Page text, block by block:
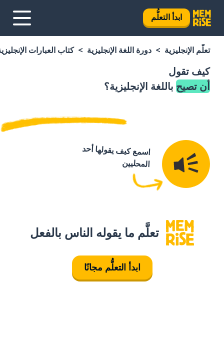
ابدأ التعلُّم
تعلَّم الإنجليزية دورة اللغة الإنجليزية كتاب العبارات
كيف تقول
أن تصيح باللغة الإنجليزية؟
اسمع كيف يقولها أحد
المحليين
تعلَّم ما يقوله الناس بالفعل
ابدأ التعلُّم مجانًا